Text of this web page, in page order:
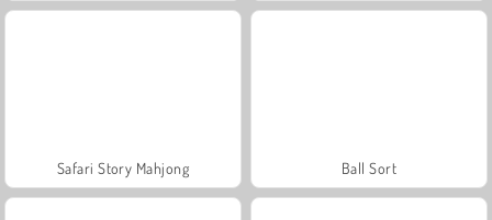
Safari Story Mahjong Ball Sort